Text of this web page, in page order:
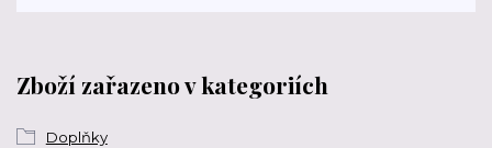
Zboží zařazeno v kategoriích
Doplňky